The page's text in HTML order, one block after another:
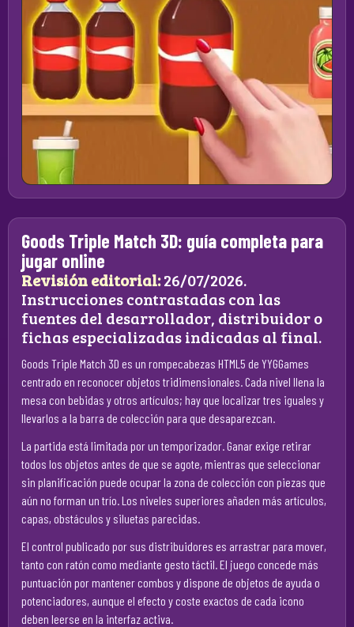
Goods Triple Match 3D: guía completa para
jugar online
Revisión editorial:26/07/2026.
Instrucciones contrastadas con las
fuentes del desarrollador, distribuidor o
fichas especializadas indicadas al final.
Goods Triple Match 3D es un rompecabezas HTML5 de YYGGames
centrado en reconocer objetos tridimensionales. Cada nivel llena la
mesa con bebidas y otros artículos; hay que localizar tres iguales y
llevarlos a la barra de colección para que desaparezcan.
La partida está limitada por un temporizador. Ganar exige retirar
todos los objetos antes de que se agote, mientras que seleccionar
sin planificación puede ocupar la zona de colección con piezas que
aún no forman un trío. Los niveles superiores añaden más artículos,
capas, obstáculos y siluetas parecidas.
El control publicado por sus distribuidores es arrastrar para mover,
tanto con ratón como mediante gesto táctil. El juego concede más
puntuación por mantener combos y dispone de objetos de ayuda o
potenciadores, aunque el efecto y coste exactos de cada icono
deben leerse en la interfaz activa.